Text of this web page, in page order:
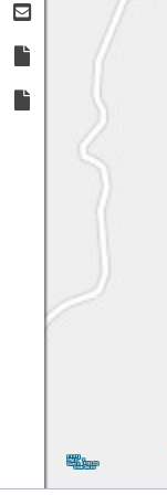
1: 4,514
UTM
X:
Y:
Usuario :
PUBLICO
Iniciar Sesión